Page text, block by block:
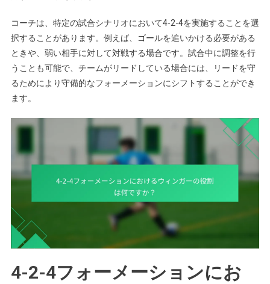
コーチは、特定の試合シナリオにおいて4-2-4を実施することを選
択することがあります。例えば、ゴールを追いかける必要がある
ときや、弱い相手に対して対戦する場合です。試合中に調整を行
うことも可能で、チームがリードしている場合には、リードを守
るためにより守備的なフォーメーションにシフトすることができ
ます。
4-2-4フォーメーションにお